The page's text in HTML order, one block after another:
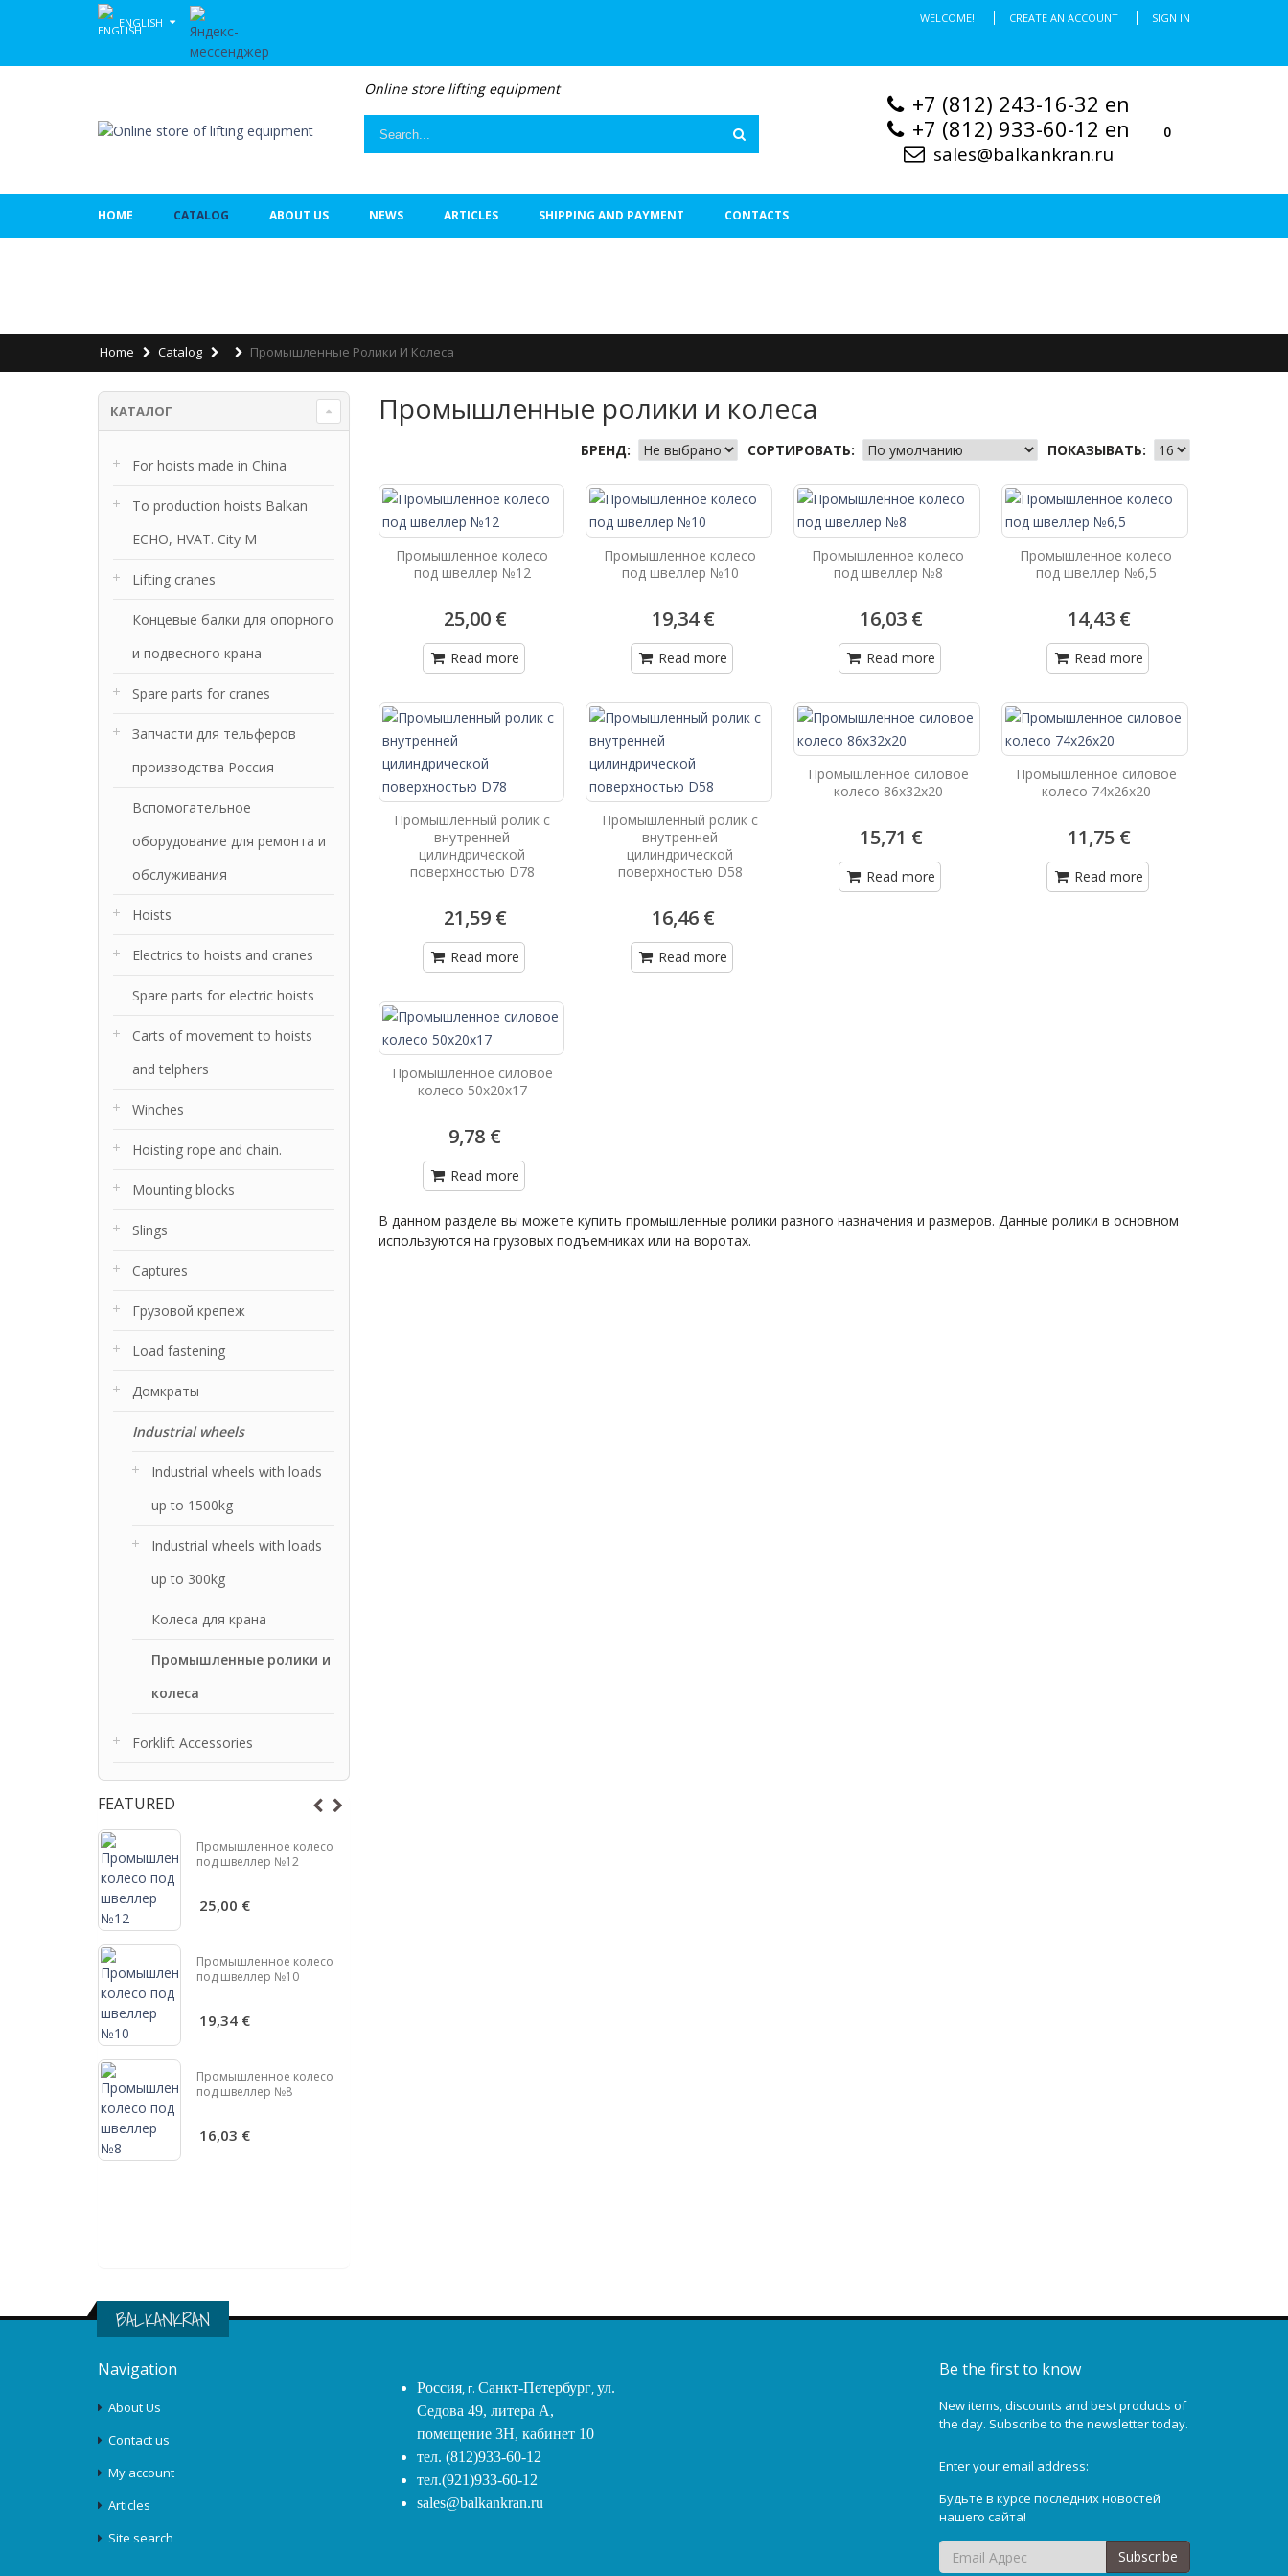
ENGLISH CREATE AN ACCOUNT SIGN IN
WELCOME!
+7 (812) 243-16-32 en
+7 (812) 933-60-12 en
sales@balkankran.ru
0
Online store lifting equipment
HOME CATALOG ABOUT US NEWS ARTICLES SHIPPING AND PAYMENT CONTACTS
Home Catalog Промышленные Ролики И Колеса
КАТАЛОГ
For hoists made in China
To production hoists Balkan
ECHO, HVAT. City M
Lifting cranes
Концевые балки для опорного
и подвесного крана
Spare parts for cranes
Запчасти для тельферов
производства Россия
Вспомогательное
оборудование для ремонта и
обслуживания
Hoists
Electrics to hoists and cranes
Spare parts for electric hoists
Carts of movement to hoists
and telphers
Winches
Hoisting rope and chain.
Mounting blocks
Slings
Captures
Грузовой крепеж
Load fastening
Домкраты
Industrial wheels
Industrial wheels with loads
up to 1500kg
Industrial wheels with loads
up to 300kg
Колеса для крана
Промышленные ролики и
колеса
Forklift Accessories
FEATURED
Промышленное колесо
под швеллер №12
25,00 €
Промышленное колесо
под швеллер №10
19,34 €
Промышленное колесо
под швеллер №8
16,03 €
Промышленные ролики и колеса
ПОКАЗЫВАТЬ:
СОРТИРОВАТЬ:
БРЕНД:
Промышленное колесо
под швеллер №12
25,00 €
Read more
Промышленное колесо
под швеллер №10
19,34 €
Read more
Промышленное колесо
под швеллер №8
16,03 €
Read more
Промышленное колесо
под швеллер №6,5
14,43 €
Read more
Промышленный ролик с
внутренней
цилиндрической
поверхностью D78
21,59 €
Read more
Промышленный ролик с
внутренней
цилиндрической
поверхностью D58
16,46 €
Read more
Промышленное силовое
колесо 86х32х20
15,71 €
Read more
Промышленное силовое
колесо 74х26х20
11,75 €
Read more
Промышленное силовое
колесо 50х20х17
9,78 €
Read more
В данном разделе вы можете купить промышленные ролики разного назначения и размеров. Данные ролики в основном
используются на грузовых подъемниках или на воротах.
BALKANKRAN
Navigation
About Us
Contact us
My account
Articles
Site search
Россия, г. Санкт-Петербург,ул.
Седова 49, литера А,
помещение 3Н, кабинет 10
тел. (812)933-60-12
тел.(921)933-60-12
sales@balkankran.ru
Be the first to know
New items, discounts and best products of
the day. Subscribe to the newsletter today.
Enter your email address:
Будьте в курсе последних новостей
нашего сайта!
Subscribe